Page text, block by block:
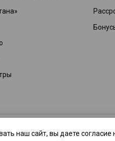
магазин TITOOL GROUP. Все
и ошибки. Для получения
наш сайт, вы даете